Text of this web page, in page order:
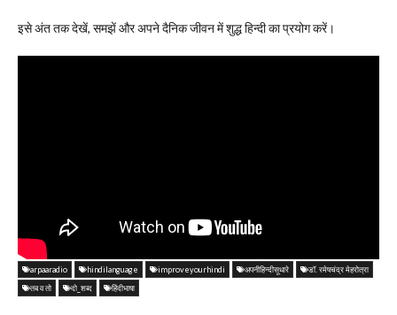
इसे अंत तक देखें, समझें और अपने दैनिक जीवन में शुद्ध हिन्दी का प्रयोग करें।
arpaaradio hindilanguage improveyourhindi अपनीहिन्दीसूधारे
डॉ. रमेषचंद्र मेहरोत्रा
तब व तो
दो_शब्द हिंदीभाषा